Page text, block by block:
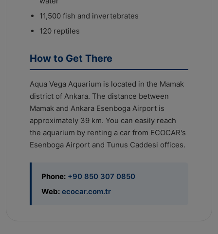
11,500 fish and invertebrates
120 reptiles
How to Get There
Aqua Vega Aquarium is located in the Mamak
district of Ankara. The distance between
Mamak and Ankara Esenboga Airport is
approximately 39 km. You can easily reach
the aquarium by renting a car from ECOCAR's
Esenboga Airport and Tunus Caddesi offices.
Phone: +90 850 307 0850
Web: ecocar.com.tr